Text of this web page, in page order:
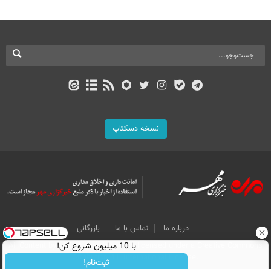
نسخه دسکتاپ
درباره ما تماس با ما
بازرگانی
All Content by Mehr News Agency is licensed under a Creative Commons
Attribution 4.0 International License.
با 10 میلیون شروع کن!
ثبت‌نام!